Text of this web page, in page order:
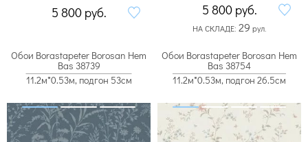
5 800 руб. 5 800 руб.
НА СКЛАДЕ: 29 рул.
Обои Borastapeter Borosan Hem
Bas 38739
11.2м*0.53м, подгон 53см
Обои Borastapeter Borosan Hem
Bas 38754
11.2м*0.53м, подгон 26.5см